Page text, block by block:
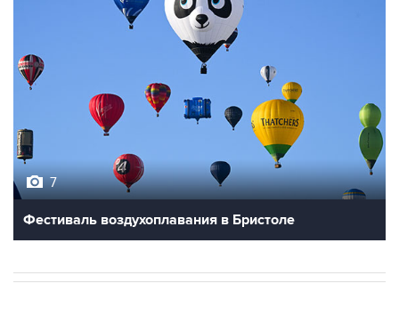
7
Фестиваль воздухоплавания в Бристоле